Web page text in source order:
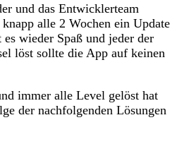
und das Entwicklerteam
alle 2 Wochen ein Update
wieder Spaß und jeder der
löst sollte die App auf keinen
immer alle Level gelöst hat
der nachfolgenden Lösungen